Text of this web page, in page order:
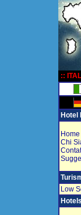
::
Hotel
Chi
Low